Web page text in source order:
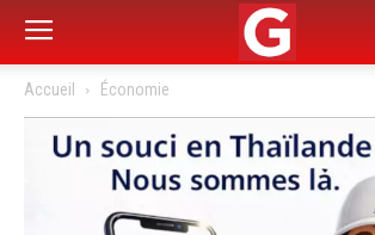
Accueil Économie